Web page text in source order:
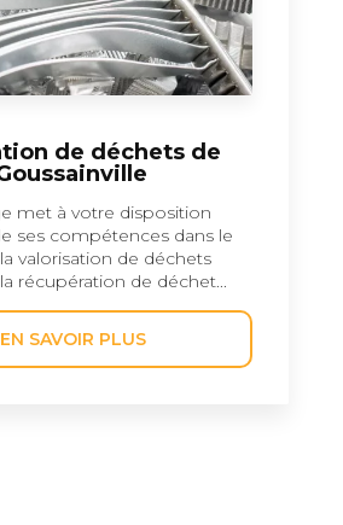
de déchets de
met à votre disposition
ses compétences dans le
valorisation de déchets
récupération de déchet...
EN SAVOIR PLUS